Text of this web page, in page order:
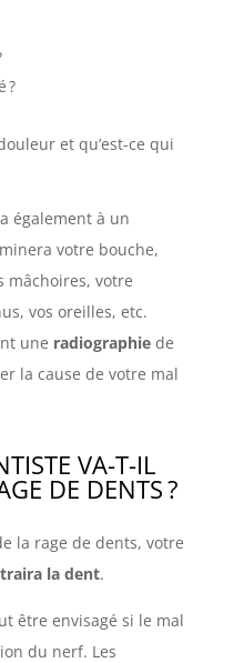
?
et qu’est-ce qui
également à un
votre bouche,
mâchoires, votre
vos oreilles, etc.
une radiographiede
la cause de votre mal
VA-T-IL
DE DENTS?
la rage de dents, votre
la dent.
être envisagé si le mal
du nerf. Les